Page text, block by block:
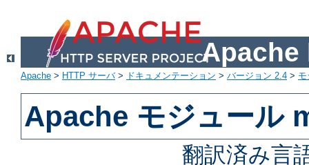
Apache
Apache > HTTP サーバ> ドキュメンテーション > バージョン 2.4 >
Apache モジュール
翻訳済み言